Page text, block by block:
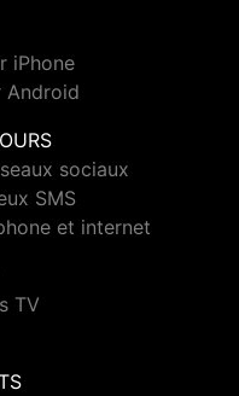
iPhone
Android
sociaux
SMS
et internet
TV